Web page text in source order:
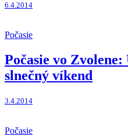
6.4.2014
Počasie
Počasie vo
slnečný víkend
3.4.2014
Počasie